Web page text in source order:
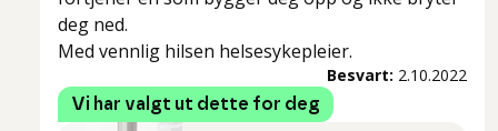
deg ned.
Med vennlig hilsen helsesykepleier.
Besvart: 2.10.2022
Vi har valgt ut dette for deg